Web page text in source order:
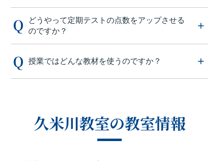
どうやって定期テストの点数をアップさせる
のですか？
授業ではどんな教材を使うのですか？
久米川教室の教室情報